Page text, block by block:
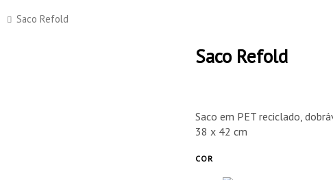
Saco Refold
Saco Refold
Saco em PET reciclado,
38 x 42 cm
COR